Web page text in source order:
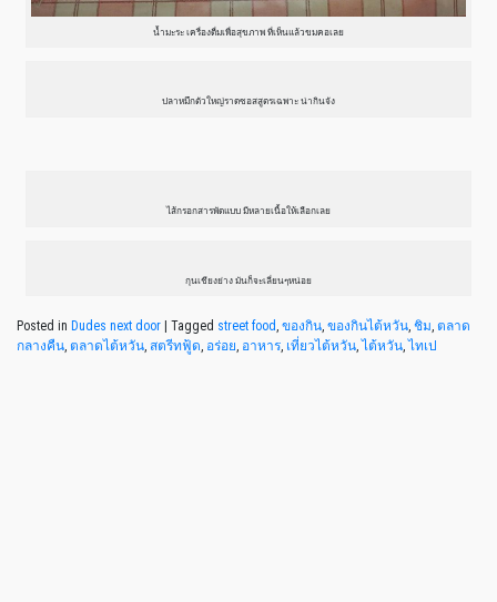
น้ำมะระ เครื่องดื่มเพื่อสุขภาพ ที่เห็นแล้วขมคอเลย
ปลาหมึกตัวใหญ่ราดซอสสูตรเฉพาะ น่ากินจัง
ไส้กรอกสารพัดแบบ มีหลายเนื้อให้เลือกเลย
กุนเชียงย่าง มันก็จะเลี่ยนๆหน่อย
Posted in Dudes next door Tagged street food, ของกิน, ของกินไต้หวัน, ชิม, ตลาด
กลางคืน, ตลาดไต้หวัน, สตรีทฟู้ด, อร่อย, อาหาร, เที่ยวไต้หวัน, ไต้หวัน, ไทเป